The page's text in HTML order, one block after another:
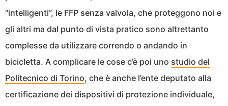
“intelligenti”, le FFP senza valvola, che proteggono noi e
gli altri ma dal punto di vista pratico sono altrettanto
complesse da utilizzare correndo o andando in
bicicletta. A complicare le cose c’è poi uno studio del
Politecnico di Torino, che è anche l’ente deputato alla
certificazione dei dispositivi di protezione individuale,